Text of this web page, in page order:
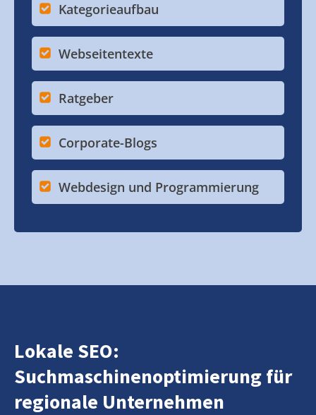
Kategorieaufbau
Webseitentexte
Ratgeber
Corporate-Blogs
Webdesign und Programmierung
Lokale SEO:
Suchmaschinenoptimierung für
regionale Unternehmen